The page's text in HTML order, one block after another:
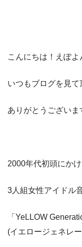
こんにちは！えぽよ
いつもブログを見て
ありがとうございま
2000年代初頭にか
3人組女性アイドル
「YeLLOW
(イエロージェネレー